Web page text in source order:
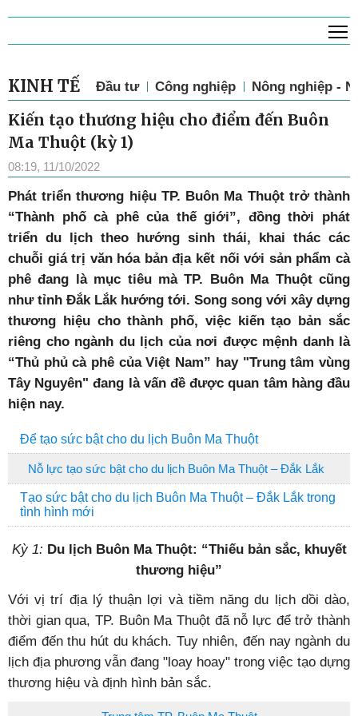
KINH TẾ Đầu tư Công nghiệp Nông nghiệp -
Kiến tạo thương hiệu cho điểm đến Buôn
Ma Thuột (kỳ 1)
08:19, 11/10/2022
Phát triển thương hiệu TP. Buôn Ma Thuột trở thành
“Thành phố cà phê của thế giới”, đồng thời phát
triển du lịch theo hướng sinh thái, khai thác các
chuỗi giá trị văn hóa bản địa kết nối với sản phẩm cà
phê đang là mục tiêu mà TP. Buôn Ma Thuột cũng
như tỉnh Đắk Lắk hướng tới. Song song với xây dựng
thương hiệu cho thành phố, việc kiến tạo bản sắc
riêng cho ngành du lịch của nơi được mệnh danh là
“Thủ phủ cà phê của Việt Nam” hay "Trung tâm vùng
Tây Nguyên"đang là vấn đề được quan tâm hàng đầu
hiện nay.
Để tạo sức bật cho du lịch Buôn Ma Thuột
Nỗ lực tạo sức bật cho du lịch Buôn Ma Thuột – Đắk Lắk
Tạo sức bật cho du lịch Buôn Ma Thuột – Đắk Lắk trong
tình hình mới
Kỳ 1: Du lịch Buôn Ma Thuột: “Thiếu bản sắc, khuyết
thương hiệu”
Với vị trí địa lý thuận lợi và tiềm năng du lịch dồi dào,
thời gian qua, TP. Buôn Ma Thuột đã nỗ lực để trở thành
điểm đến thu hút du khách. Tuy nhiên, đến nay ngành du
lịch địa phương vẫn đang "loay hoay" trong việc tạo dựng
thương hiệu và định hình bản sắc.